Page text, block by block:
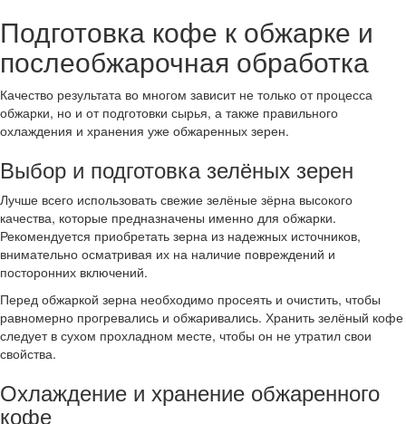
Подготовка кофе к обжарке и
послеобжарочная обработка
Качество результата во многом зависит не только от процесса
обжарки, но и от подготовки сырья, а также правильного
охлаждения и хранения уже обжаренных зерен.
Выбор и подготовка зелёных зерен
Лучше всего использовать свежие зелёные зёрна высокого
качества, которые предназначены именно для обжарки.
Рекомендуется приобретать зерна из надежных источников,
внимательно осматривая их на наличие повреждений и
посторонних включений.
Перед обжаркой зерна необходимо просеять и очистить, чтобы
равномерно прогревались и обжаривались. Хранить зелёный кофе
следует в сухом прохладном месте, чтобы он не утратил свои
свойства.
Охлаждение и хранение обжаренного
кофе